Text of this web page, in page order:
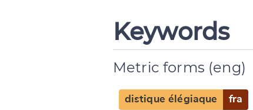
Keywords
Metric forms (eng)
distique élégiaque fra